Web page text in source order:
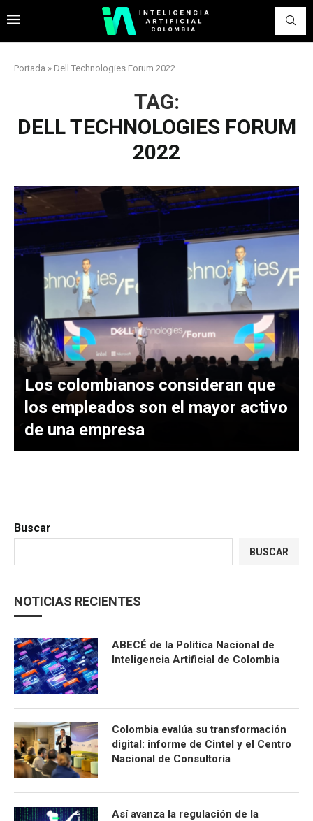
Portada » Dell Technologies Forum 2022
TAG:
DELL TECHNOLOGIES FORUM
2022
Los colombianos consideran que
los empleados son el mayor activo
de una empresa
Buscar
BUSCAR
NOTICIAS RECIENTES
ABECÉ de la Política Nacional de
Inteligencia Artificial de Colombia
Colombia evalúa su transformación
digital: informe de Cintel y el Centro
Nacional de Consultoría
Así avanza la regulación de la